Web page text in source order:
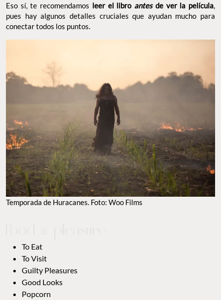
Eso sí, te recomendamos leer el libro antes de ver la película,
pues hay algunos detalles cruciales que ayudan mucho para
conectar todos los puntos.
Temporada de Huracanes. Foto: Woo Films
To Eat
To Visit
Guilty Pleasures
Good Looks
Popcorn